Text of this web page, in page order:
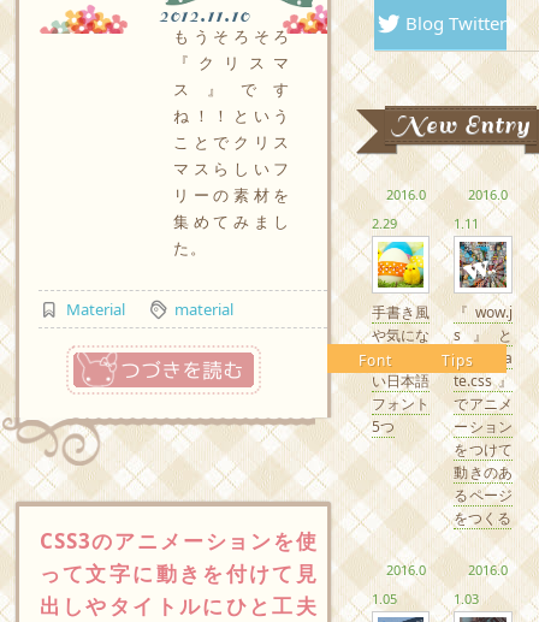
2012.11.10
もうそろそろ
『クリスマ
ス』です
ね！！という
ことでクリス
マスらしいフ
リーの素材を
集めてみまし
た。
Material material
つづきを読む
CSS3のアニメーションを使
って文字に動きを付けて見
出しやタイトルにひと工夫
Blog Twitter
New Entry
2016.0
2.29
Font
手書き風
や気にな
るかわい
い日本語
フォント
5つ
2016.0
1.11
Tips
『wow.j
s』と
『Anima
te.css』
でアニメ
ーション
をつけて
動きのあ
るページ
をつくる
2016.0
1.05
2016.0
1.03